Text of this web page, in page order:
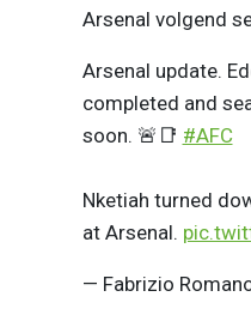
Arsenal volgend
Arsenal update.
completed and
soon. 🚨📑 #AFC
Nketiah turned
at Arsenal.
— Fabrizio